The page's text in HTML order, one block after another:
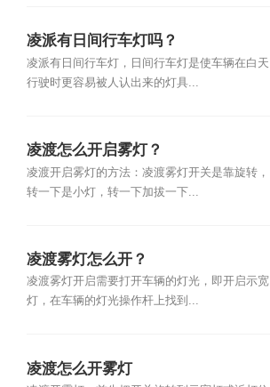
凌派有日间行车灯吗？
凌派有日间行车灯，日间行车灯是使车辆在白天
行驶时更容易被人认出来的灯具...
凌渡怎么开启雾灯？
凌渡开启雾灯的方法：凌渡雾灯开关是靠旋转，
转一下是小灯，转一下加拔一下...
凌渡雾灯怎么开？
凌渡雾灯开启需要打开车辆的灯光，即开启示宽
灯，在车辆的灯光操作杆上找到...
凌渡怎么开雾灯